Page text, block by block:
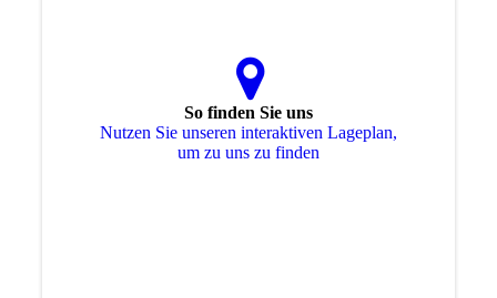
So finden Sie uns
Nutzen Sie unseren interaktiven La­ge­plan,
um zu uns zu finden